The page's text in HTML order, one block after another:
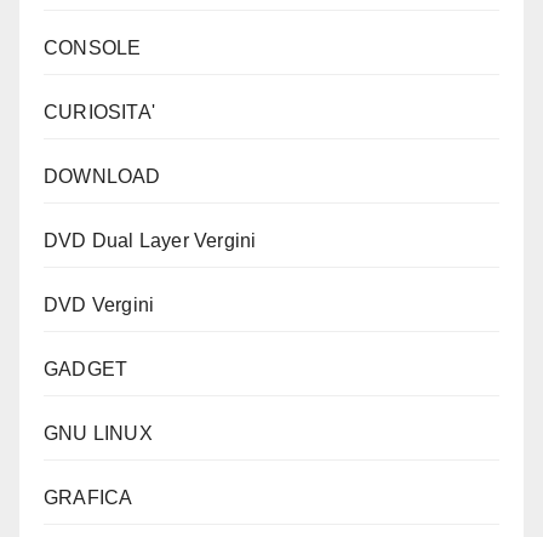
CONSOLE
CURIOSITA'
DOWNLOAD
DVD Dual Layer Vergini
DVD Vergini
GADGET
GNU LINUX
GRAFICA